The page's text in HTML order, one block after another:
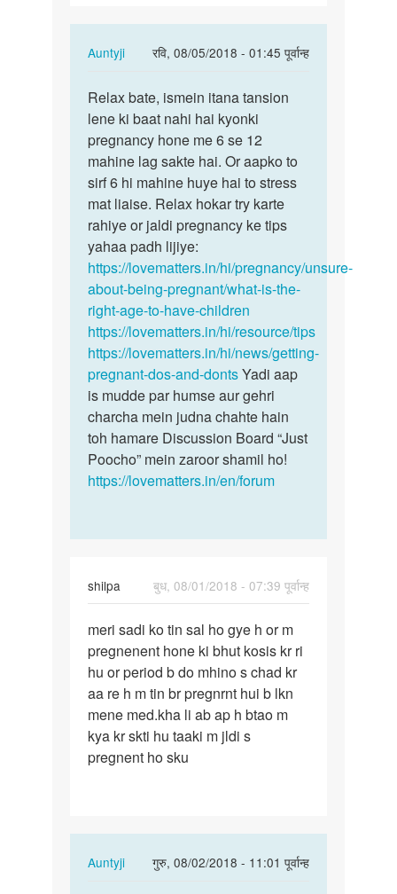
Auntyji
रवि, 08/05/2018 - 01:45 पूर्वान्ह
In
to
Meri
sadi
ko
6
mhine
ho
gae…
by
S.kumar
Relax
bate,
ismein
itana…
Relax bate, ismein itana tansion
lene ki baat nahi hai kyonki
pregnancy hone me 6 se 12
mahine lag sakte hai. Or aapko to
sirf 6 hi mahine huye hai to stress
mat liaise. Relax hokar try karte
rahiye or jaldi pregnancy ke tips
yahaa padh lijiye:
https://lovematters.in/hi/pregnancy/unsure-
about-being-pregnant/what-is-the-
right-age-to-have-children
https://lovematters.in/hi/resource/tips
https://lovematters.in/hi/news/getting-
pregnant-dos-and-dontsYadi aap
is mudde par humse aur gehri
charcha mein judna chahte hain
toh hamare Discussion Board “Just
Poocho” mein zaroor shamil ho!
https://lovematters.in/en/forum
shilpa
बुध, 08/01/2018 - 07:39 पूर्वान्ह
meri
sadi
ko
tin
sal
ho
gye…
meri sadi ko tin sal ho gye h or m
pregnenent hone ki bhut kosis kr ri
hu or period b do mhino s chad kr
aa re h m tin br pregnrnt hui b lkn
mene med.kha li ab ap h btao m
kya kr skti hu taaki m jldi s
pregnent ho sku
Auntyji
गुरु, 08/02/2018 - 11:01 पूर्वान्ह
In